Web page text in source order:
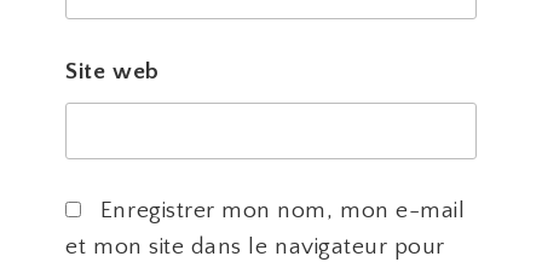
Site web
Enregistrer mon nom, mon e-mail
et mon site dans le navigateur pour